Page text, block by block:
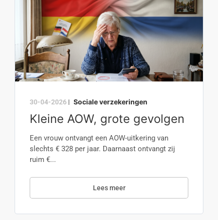
30-04-2026 | Sociale verzekeringen
Kleine AOW, grote gevolgen
Een vrouw ontvangt een AOW-uitkering van
slechts € 328 per jaar. Daarnaast ontvangt zij
ruim €...
Lees meer